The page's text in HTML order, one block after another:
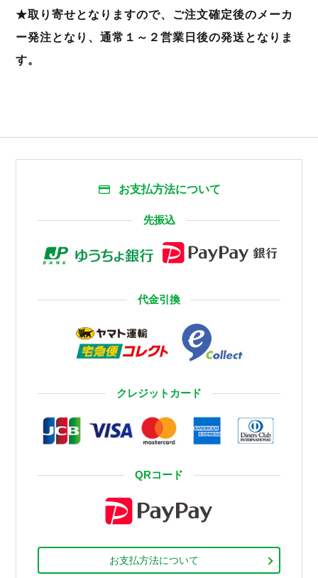
★取り寄せとなりますので、ご注文確定後のメーカ
ー発注となり、通常１～２営業日後の発送となりま
す。
お支払方法について
先振込
代金引換
クレジットカード
QRコード
お支払方法について